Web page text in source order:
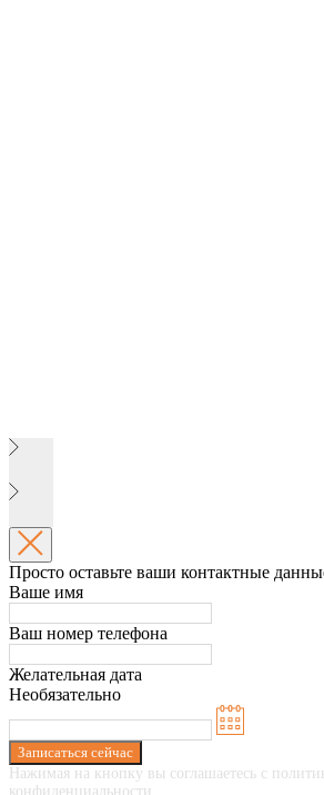
Просто оставьте ваши контактные
Ваше имя
Ваш номер телефона
Желательная дата
Необязательно
Записаться сейчас
Нажимая на кнопку вы соглашаетесь с
конфиденциальности